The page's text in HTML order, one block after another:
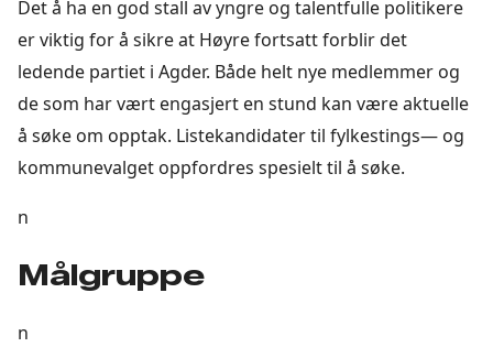
Det å ha en god stall av yngre og talentfulle politikere
er viktig for å sikre at Høyre fortsatt forblir det
ledende partiet i Agder. Både helt nye medlemmer og
de som har vært engasjert en stund kan være aktuelle
å søke om opptak. Listekandidater til fylkestings— og
kommunevalget oppfordres spesielt til å søke.
n
Målgruppe
n